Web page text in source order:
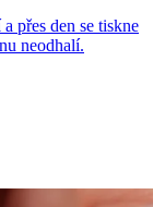
přes den se tiskne
neodhalí.